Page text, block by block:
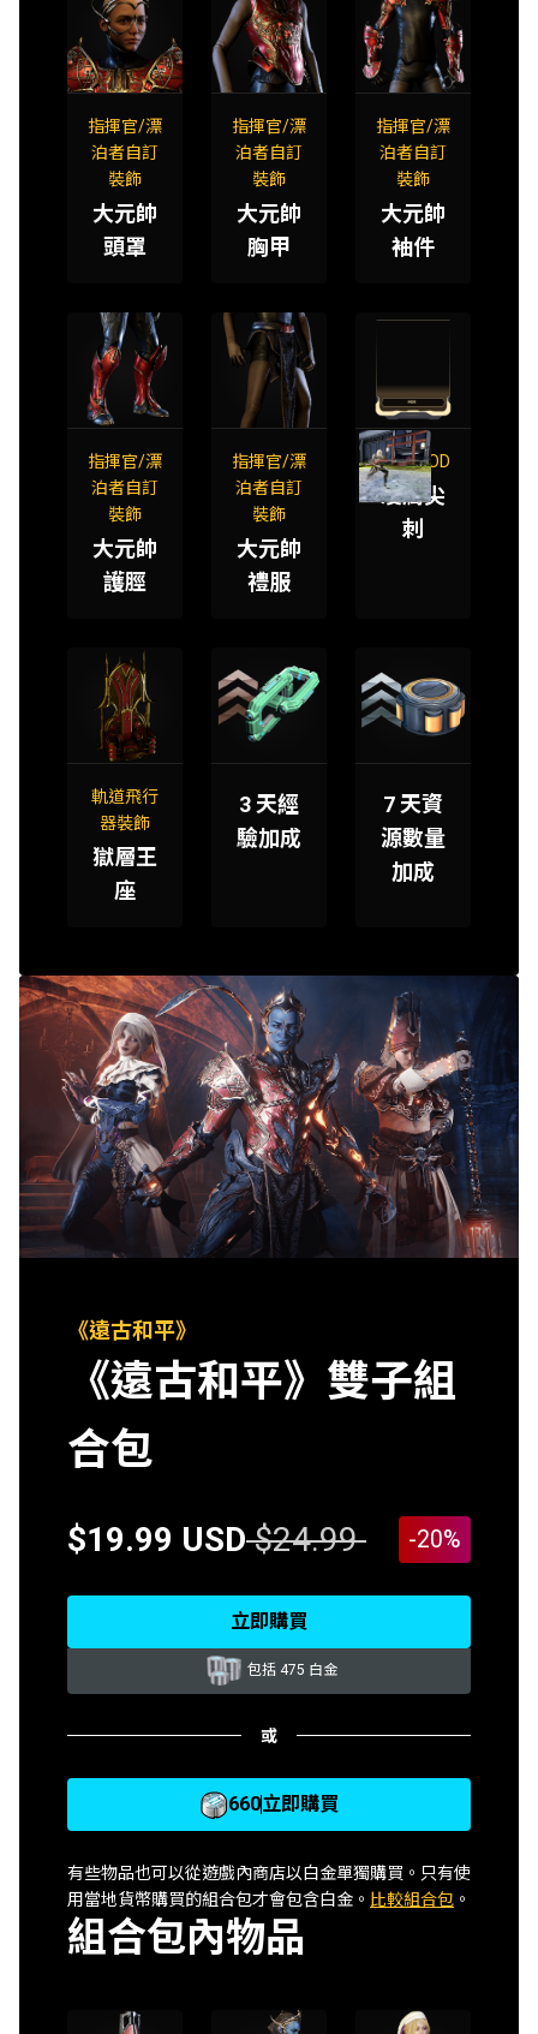
指揮官/漂
泊者自訂
裝飾
大元帥
頭罩
指揮官/漂
泊者自訂
裝飾
大元帥
胸甲
指揮官/漂
泊者自訂
裝飾
大元帥
袖件
指揮官/漂
泊者自訂
裝飾
大元帥
護脛
指揮官/漂
泊者自訂
裝飾
大元帥
禮服
刺刀 MOD
凌厲尖
刺
軌道飛行
器裝飾
獄層王
座
3 天經
驗加成
7 天資
源數量
加成
《遠古和平》
《遠古和平》雙子組
合包
$19.99 USD $24.99 -20%
立即購買
包括 475 白金
或
660立即購買
有些物品也可以從遊戲內商店以白金單獨購買。只有使
用當地貨幣購買的組合包才會包含白金。 比較組合包 。
組合包內物品